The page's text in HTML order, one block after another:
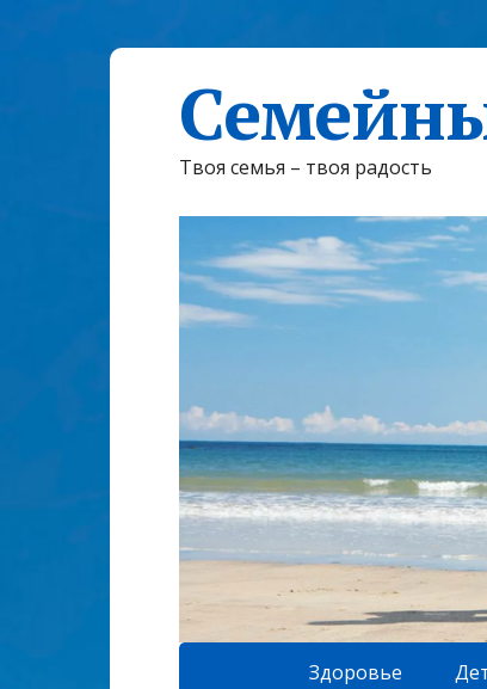
Твоя семья – твоя радость
Здоровье